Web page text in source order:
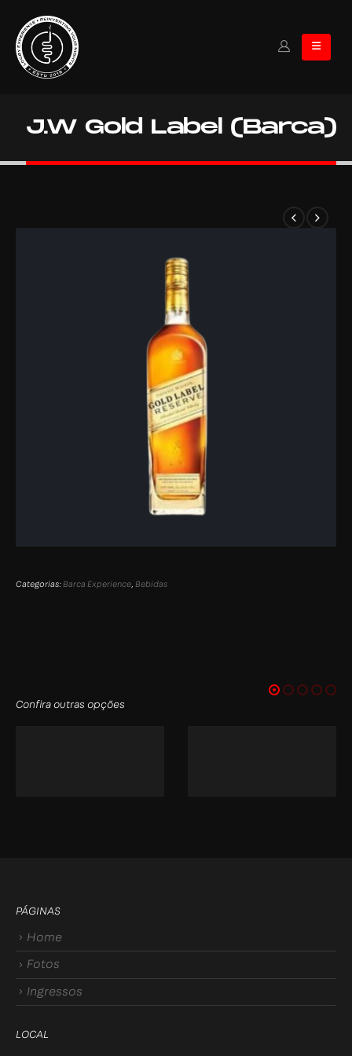
J.W Gold Label (Barca)
Categorias: Barca Experience Bebidas
Confira outras opções
PÁGINAS
Home
Fotos
Ingressos
LOCAL